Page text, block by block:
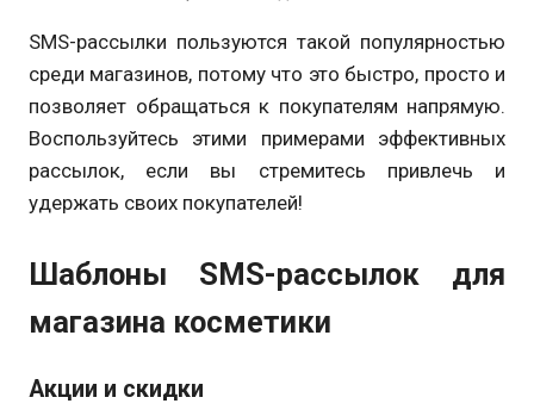
SMS-рассылки пользуются такой популярностью
среди магазинов, потому что это быстро, просто и
позволяет обращаться к покупателям напрямую.
Воспользуйтесь этими примерами эффективных
рассылок, если вы стремитесь привлечь и
удержать своих покупателей!
Шаблоны SMS-рассылок для
магазина косметики
Акции и скидки